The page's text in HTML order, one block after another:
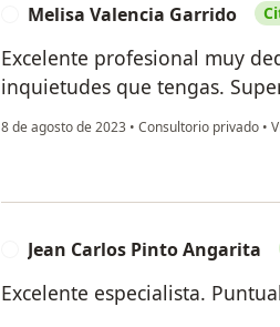
Melisa Valencia Garrido
Excelente profesional muy
inquietudes que tengas.
8 de agosto de 2023 • Consultorio privado •
Jean Carlos Pinto Angarita
Excelente especialista.